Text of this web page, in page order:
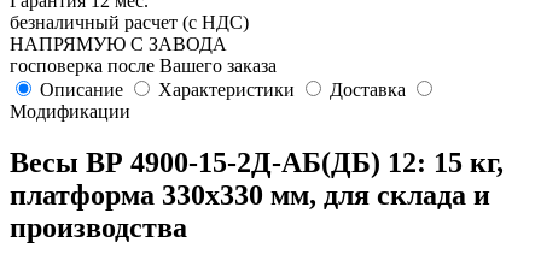
безналичный расчет (с НДС)
НАПРЯМУЮ С ЗАВОДА
госповерка после Вашего заказа
Описание
Характеристики
Доставка
Модификации
Весы ВР 4900-15-2Д-АБ(ДБ) 12: 15 кг,
платформа 330х330 мм, для склада и
производства